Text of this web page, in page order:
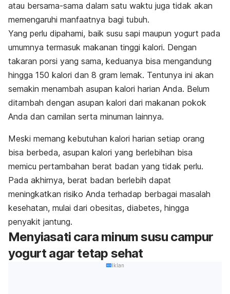
atau bersama-sama dalam satu waktu juga tidak akan
memengaruhi manfaatnya bagi tubuh.
Yang perlu dipahami, baik susu sapi maupun yogurt pada
umumnya termasuk makanan tinggi kalori. Dengan
takaran porsi yang sama, keduanya bisa mengandung
hingga 150 kalori dan 8 gram lemak. Tentunya ini akan
semakin menambah asupan kalori harian Anda. Belum
ditambah dengan asupan kalori dari makanan pokok
Anda dan camilan serta minuman lainnya.
Meski memang kebutuhan kalori harian setiap orang
bisa berbeda, asupan kalori yang berlebihan bisa
memicu pertambahan berat badan yang tidak perlu.
Pada akhirnya, berat badan berlebih dapat
meningkatkan risiko Anda terhadap berbagai masalah
kesehatan, mulai dari obesitas, diabetes, hingga
penyakit jantung.
Menyiasati cara minum susu campur
yogurt agar tetap sehat
Iklan